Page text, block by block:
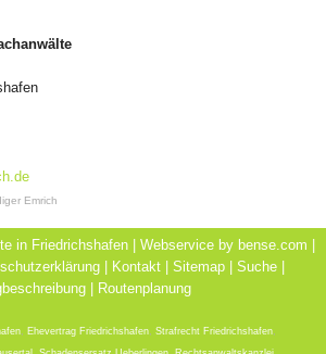
Emrich
in Friedrichshafen | Webservice by bense.com
Kontakt Sitemap Suche
Routenplanung
, Ehevertrag Friedrichshafen, Strafrecht Friedrichshafen,